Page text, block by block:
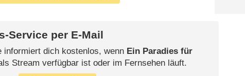
Service per E-Mail
informiert dich kostenlos, wenn Ein Paradies für
Stream verfügbar ist oder im Fernsehen läuft.